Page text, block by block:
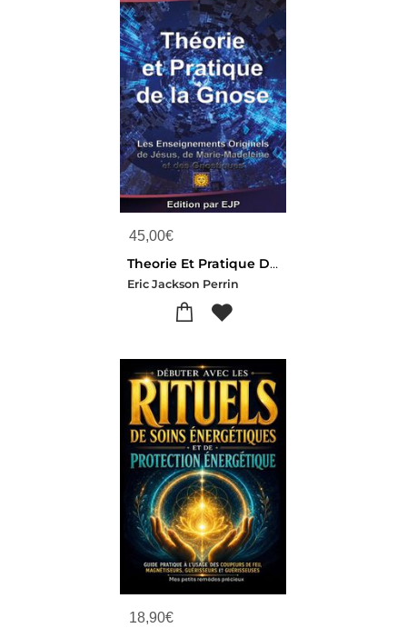
45,00€
Theorie Et Pratique De La Gnose
Eric Jackson Perrin
18,90€